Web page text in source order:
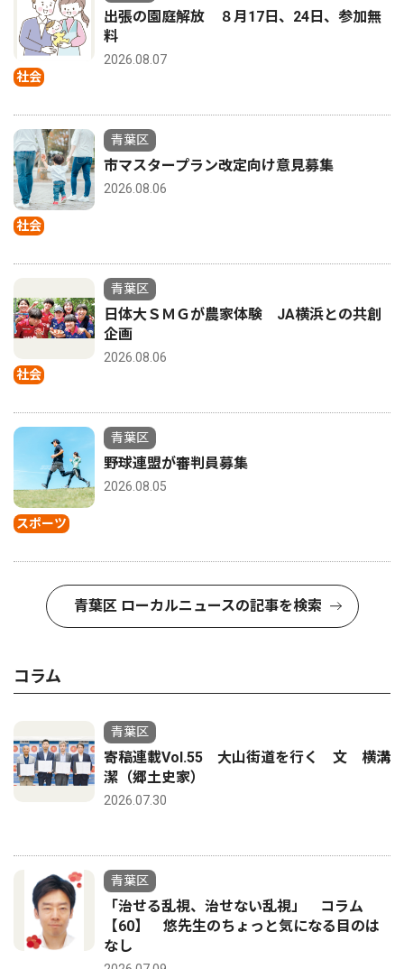
社会
出張の園庭解放 ８月17日、24日、参加無
料
2026.08.07
社会
青葉区
市マスタープラン改定向け意見募集
2026.08.06
社会
青葉区
日体大ＳＭＧが農家体験 JA横浜との共創
企画
2026.08.06
スポーツ
青葉区
野球連盟が審判員募集
2026.08.05
青葉区 ローカルニュースの記事を検索
コラム
青葉区
寄稿連載Vol.55 大山街道を行く 文 横溝
潔（郷土史家）
2026.07.30
青葉区
「治せる乱視、治せない乱視」 コラム
【60】 悠先生のちょっと気になる目のは
なし